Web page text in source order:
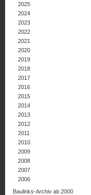
2025
2024
2023
2022
2021
2020
2019
2018
2017
2016
2015
2014
2013
2012
2011
2010
2009
2008
2007
2006
Baulinks-Archiv ab 2000